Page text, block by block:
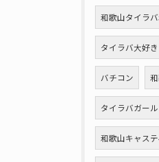
和歌山タイラ
タイラバ大好き
バチコン
タイラバガール
和歌山キャス